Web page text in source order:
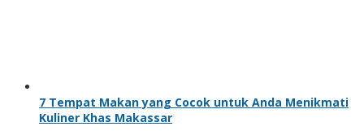
7 Tempat Makan yang Cocok untuk Anda Menikmati
Kuliner Khas Makassar